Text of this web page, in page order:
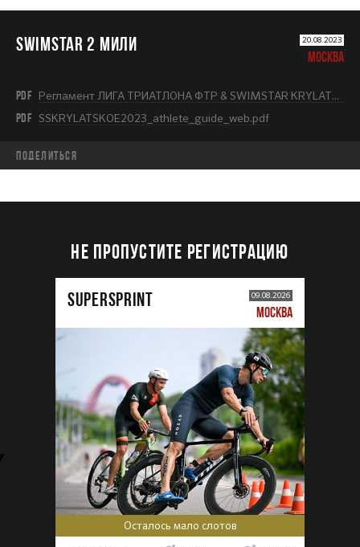
SWIMSTAR 2 МИЛИ 20.08.2023
МОСКВА
PDF Регламент ЛИГА ТРИАТЛОНА ФТР & SWIMSTAR KRYLATSKOE 2023.pdf
PDF SSKRYLATSKOE2023_athlete_guide_web.pdf
Поделиться
НЕ ПРОПУСТИТЕ РЕГИСТРАЦИЮ
SUPERSPRINT 09.08.2026
МОСКВА
Осталось мало слотов